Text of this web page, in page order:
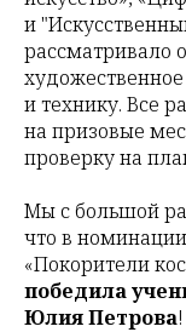
и
рассматривало
и технику. Все
на призовые
проверку на
Мы с большой
что в
«Покорители
победила
Юлия Петрова!